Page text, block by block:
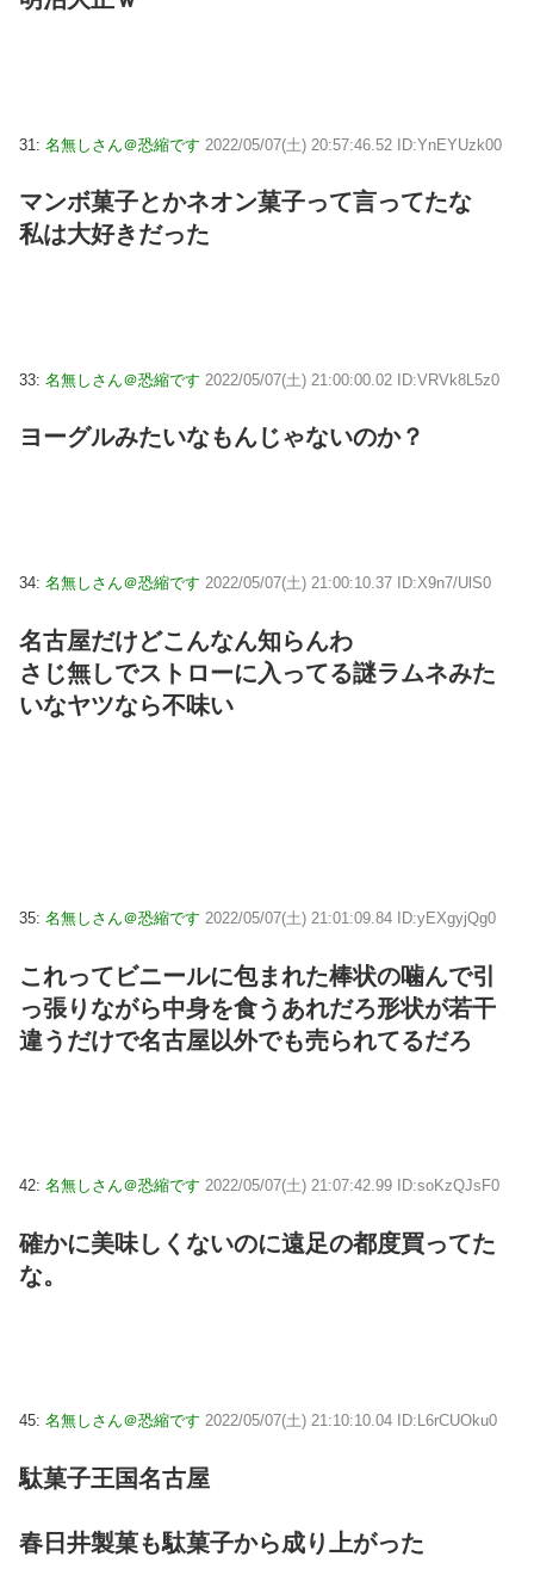
31: 名無しさん＠恐縮です 2022/05/07(土) 20:57:46.52 ID:YnEYUzk00
マンボ菓子とかネオン菓子って言ってたな
私は大好きだった
33: 名無しさん＠恐縮です 2022/05/07(土) 21:00:00.02 ID:VRVk8L5z0
ヨーグルみたいなもんじゃないのか？
34: 名無しさん＠恐縮です 2022/05/07(土) 21:00:10.37 ID:X9n7/UlS0
名古屋だけどこんなん知らんわ
さじ無しでストローに入ってる謎ラムネみた
いなヤツなら不味い
35: 名無しさん＠恐縮です 2022/05/07(土) 21:01:09.84 ID:yEXgyjQg0
これってビニールに包まれた棒状の噛んで引
っ張りながら中身を食うあれだろ形状が若干
違うだけで名古屋以外でも売られてるだろ
42: 名無しさん＠恐縮です 2022/05/07(土) 21:07:42.99 ID:soKzQJsF0
確かに美味しくないのに遠足の都度買ってた
な。
45: 名無しさん＠恐縮です 2022/05/07(土) 21:10:10.04 ID:L6rCUOku0
駄菓子王国名古屋
春日井製菓も駄菓子から成り上がった